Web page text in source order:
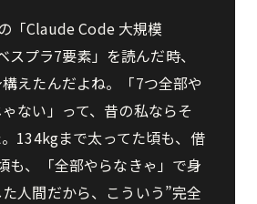
「Claude Code 大規模
プラ7要素」を読んだ時、
えたんだよね。「7つ全部や
ない」って、昔の私ならそ
134kgまで太ってた頃も、借
も、「全部やらなきゃ」で身
人間だから、こういう”完全